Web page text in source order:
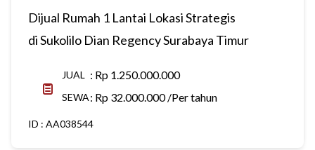
Dijual Rumah 1 Lantai Lokasi Strategis
di Sukolilo Dian Regency Surabaya Timur
JUAL : Rp 1.250.000.000
SEWA: Rp 32.000.000 /Per tahun
ID : AA038544